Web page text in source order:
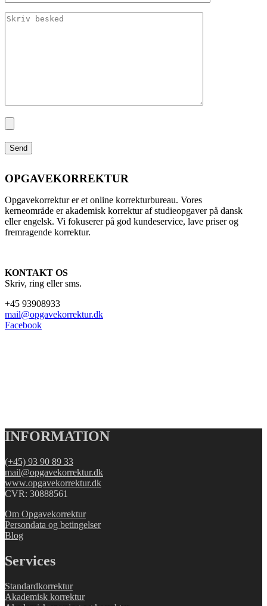
OPGAVEKORREKTUR
Opgavekorrektur er et online korrekturbureau. Vores
kerneområde er akademisk korrektur af studieopgaver på dansk
eller engelsk. Vi fokuserer på god kundeservice, lave priser og
fremragende korrektur.
KONTAKT OS
Skriv, ring eller sms.
+45 93908933
mail@opgavekorrektur.dk
Facebook
INFORMATION
(+45) 93 90 89 33
mail@opgavekorrektur.dk
www.opgavekorrektur.dk
CVR: 30888561
Om Opgavekorrektur
Persondata og betingelser
Blog
Services
Standardkorrektur
Akademisk korrektur